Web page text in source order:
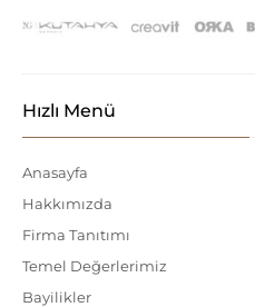
Hızlı Menü
Anasayfa
Hakkımızda
Firma Tanıtımı
Temel Değerlerimiz
Bayilikler